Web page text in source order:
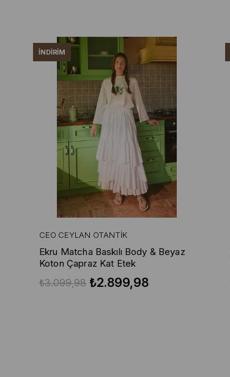
CEO CEYLAN OTANTIK
Ekru Matcha Baskılı Body & Beyaz
Koton Çapraz Kat Etek
₺2.899,98
₺3.099,98
İNDIRIM